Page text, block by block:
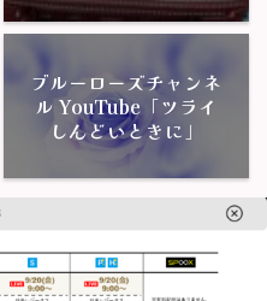
ブルーローズチャンネ
ル YouTube「ツライ
しんどいときに」